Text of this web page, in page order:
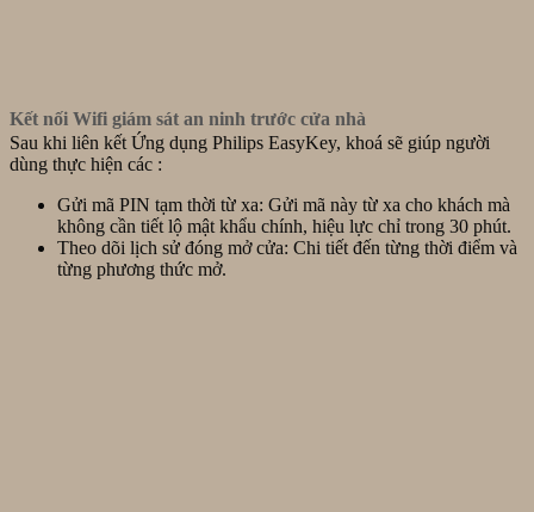
Kết nối Wifi giám sát an ninh trước cửa nhà
Sau khi liên kết Ứng dụng Philips EasyKey, khoá sẽ giúp người
dùng thực hiện các :
Gửi mã PIN tạm thời từ xa: Gửi mã này từ xa cho khách mà
không cần tiết lộ mật khẩu chính, hiệu lực chỉ trong 30 phút.
Theo dõi lịch sử đóng mở cửa: Chi tiết đến từng thời điểm và
từng phương thức mở.